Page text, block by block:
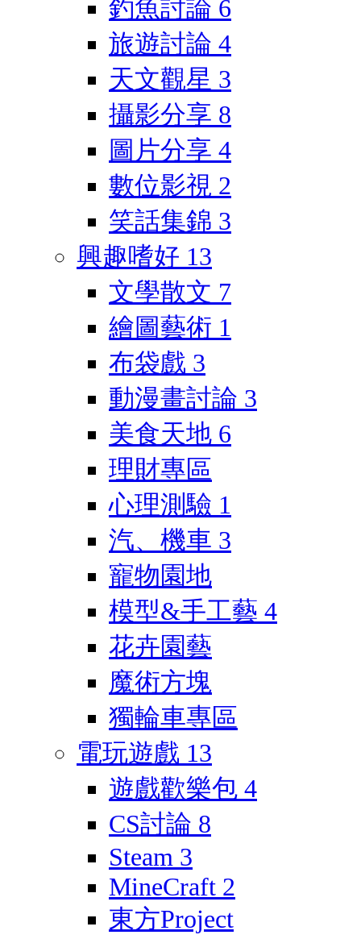
釣魚討論 6
旅遊討論 4
天文觀星 3
攝影分享 8
圖片分享 4
數位影視 2
笑話集錦 3
興趣嗜好 13
文學散文 7
繪圖藝術 1
布袋戲 3
動漫畫討論 3
美食天地 6
理財專區
心理測驗 1
汽、機車 3
寵物園地
模型&手工藝 4
花卉園藝
魔術方塊
獨輪車專區
電玩遊戲 13
遊戲歡樂包 4
CS討論 8
Steam 3
MineCraft 2
東方Project